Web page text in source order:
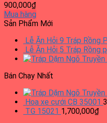
900,000₫
Mua hàng
Sản Phẩm Mới
Lễ Ăn Hỏi 9 Tráp Rồng
Lễ Ăn Hỏi 5 Tráp Rồng
Bán Chạy Nhất
Hoa xe cưới CB 35001
TG 15021 1,700,000₫